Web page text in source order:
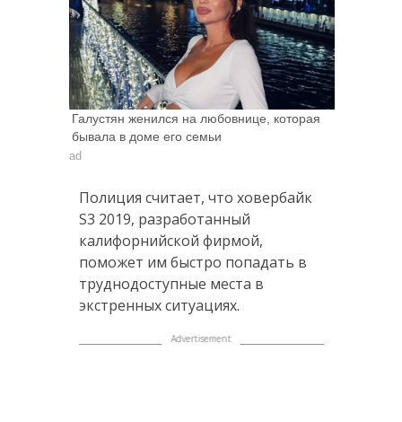
Галустян женился на любовнице, которая
бывала в доме его семьи
ad
Полиция считает, что ховербайк
S3 2019, разработанный
калифорнийской фирмой,
поможет им быстро попадать в
труднодоступные места в
экстренных ситуациях.